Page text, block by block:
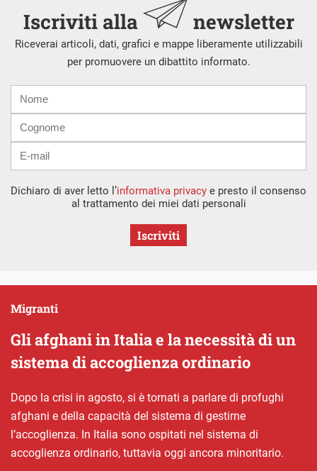
Iscriviti alla newsletter
Riceverai articoli, dati, grafici e mappe liberamente utilizzabili
per promuovere un dibattito informato.
mail
Dichiaro di aver letto l’informativa privacy e presto il consenso
al trattamento dei miei dati personali
Iscriviti
Gli afghani in Italia e la necessità di un
sistema di accoglienza ordinario
Migranti
Dopo la crisi in agosto, si è tornati a parlare di profughi
afghani e della capacità del sistema di gestirne
l’accoglienza. In Italia sono ospitati nel sistema di
accoglienza ordinario, tuttavia oggi ancora minoritario.